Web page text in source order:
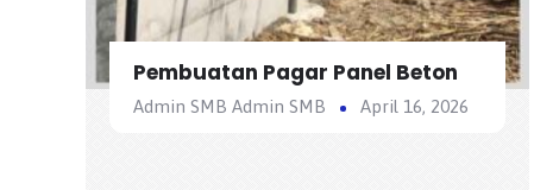
Pembuatan Pagar Panel Beton
Admin SMB Admin SMB April 16, 2026